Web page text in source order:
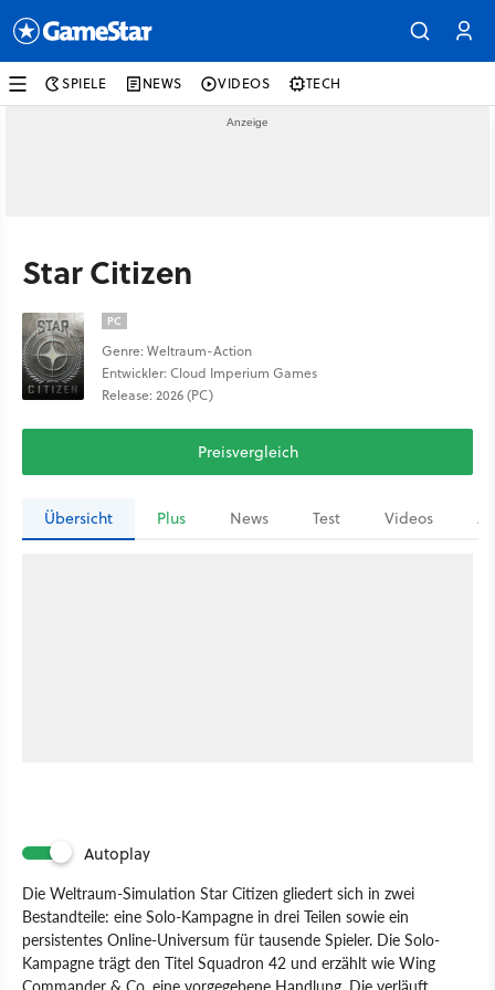
SPIELE NEWS VIDEOS TECH
Star Citizen
PC
Genre: Weltraum-Action
Entwickler: Cloud Imperium Games
Release: 2026 (PC)
Preisvergleich
Übersicht Plus News Test Videos
Autoplay
Die Weltraum-Simulation Star Citizen gliedert sich in zwei
Bestandteile: eine Solo-Kampagne in drei Teilen sowie ein
persistentes Online-Universum für tausende Spieler. Die Solo-
Kampagne trägt den Titel Squadron 42 und erzählt wie Wing
Commander & Co. eine vorgegebene Handlung. Die verläuft